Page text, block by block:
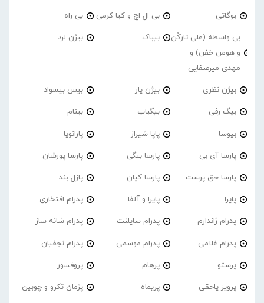
بوگاتی بی ال اچ و کیا کرمی بی راه
بی واسطه (علی تارکُن
و هومن خفن) و
مهدی میرصفایی
بیباک بیژن لرد
بیژن نظری بیژن یار بیس بیسواد
بیگ رفی بیگباب بینام
بیوسا پاپا شیراز پارانویا
پارسا آی بی پارسا بیگی پارسا پورشان
پارسا حق پرست پارسا کیان پازل بند
پایرا پایرا و آلفا پدرام افتخاری
پدرام ژاندارم پدرام‌ سایلنت پدرام شانه ساز
پدرام غلامی پدرام موسمی پدرام نجفیان
پرستو پرهام پروفسور
پرویز یاحقی پریماه پژمان تکرو و چوبین